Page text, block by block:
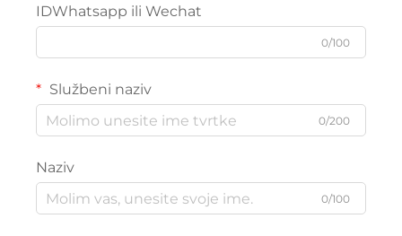
IDWhatsapp ili Wechat
0/100
Službeni naziv
0/200
Naziv
0/100